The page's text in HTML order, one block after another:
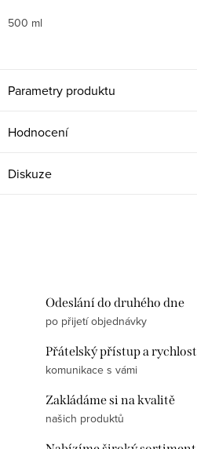
500 ml
Parametry produktu
Hodnocení
Diskuze
Odeslání do druhého dne
po přijetí objednávky
Přátelský přístup a rychlost
komunikace s vámi
Zakládáme si na kvalitě
našich produktů